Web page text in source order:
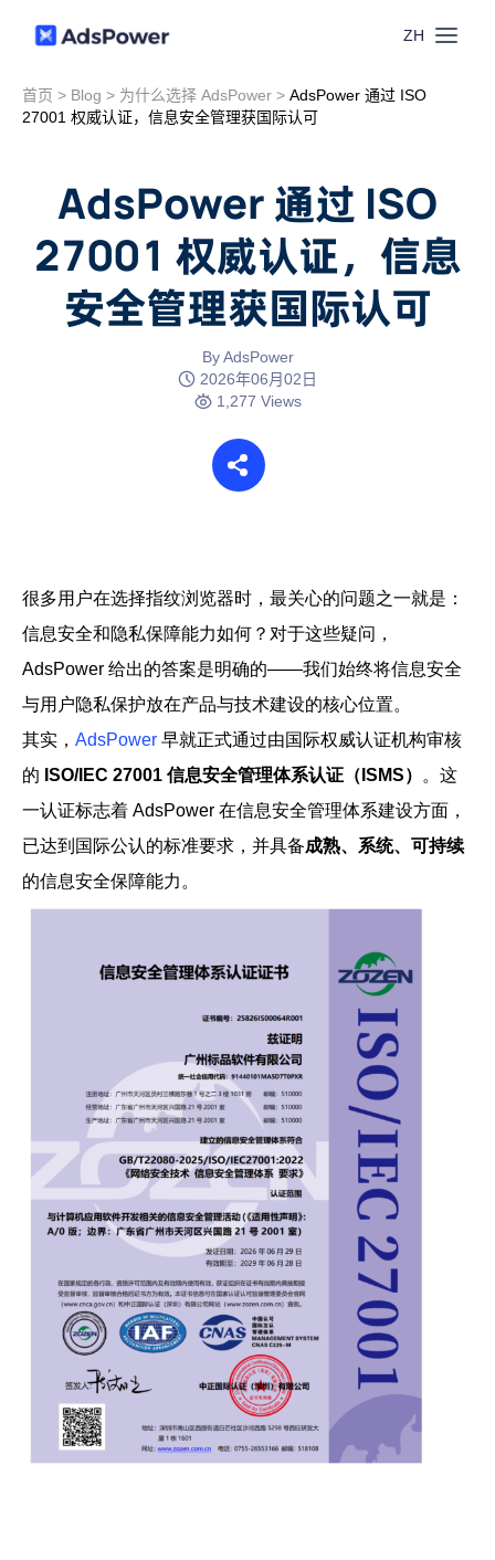
ZH
功能
窗口同步
账号安全
联盟营销
跨境电商
流量套利
票务管理
博客中心
免费工具
RPA模板
推广返现
首页 > Blog > 为什么选择 AdsPower > AdsPower 通过 ISO
27001 权威认证，信息安全管理获国际认可
AdsPower 通过 ISO
27001 权威认证，信息
安全管理获国际认可
By AdsPower
2026年06月02日
1,277 Views
很多用户在选择指纹浏览器时，最关心的问题之一就是：
信息安全和隐私保障能力如何？ 对于这些疑问，
AdsPower 给出的答案是明确的——我们始终将信息安全
与用户隐私保护放在产品与技术建设的核心位置。
其实， AdsPower 早就正式通过由国际权威认证机构审核
的 ISO/IEC 27001 信息安全管理体系认证（ISMS）
。这
一认证标志着 AdsPower 在信息安全管理体系建设方面，
已达到国际公认的标准要求，并具备成熟、系统、可持续
的信息安全保障能力。